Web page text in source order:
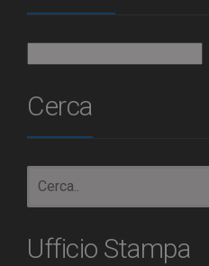
Cerca
Ufficio Stampa